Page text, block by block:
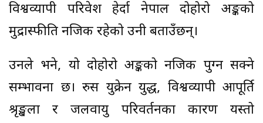
विश्वव्यापी परिवेश हेर्दा नेपाल दोहोरो अङ्कको
मुद्रास्फीति नजिक रहेको उनी बताउँछन्।
उनले भने, यो दोहोरो अङ्कको नजिक पुग्न सक्ने
सम्भावना छ। रुस युक्रेन युद्ध, विश्वव्यापी आपूर्ति
श्रृङ्खला र जलवायु परिवर्तनका कारण यस्तो